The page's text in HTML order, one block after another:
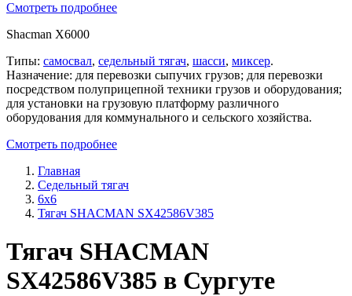
Смотреть подробнее
Shacman X6000
Типы: самосвал, седельный тягач, шасси, миксер.
Назначение: для перевозки сыпучих грузов; для перевозки
посредством полуприцепной техники грузов и оборудования;
для установки на грузовую платформу различного
оборудования для коммунального и сельского хозяйства.
Смотреть подробнее
Главная
Седельный тягач
6x6
Тягач SHACMAN SX42586V385
Тягач SHACMAN
SX42586V385 в Сургуте